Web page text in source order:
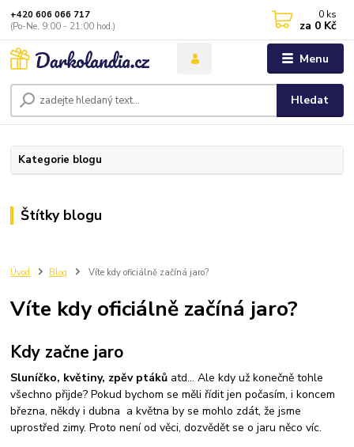
Menu
Hledat
+420 606 066 717
(Po-Ne, 9:00 - 21:00 hod.)
0 ks
za 0 Kč
Kategorie blogu
Štítky blogu
Úvod Blog Víte kdy oficiálně začíná jaro?
Víte kdy oficiálně začíná jaro?
Kdy začne jaro
Sluníčko, květiny, zpěv ptáků atd... Ale kdy už konečně tohle
všechno přijde? Pokud bychom se měli řídit jen počasím, i koncem
března, někdy i dubna a května by se mohlo zdát, že jsme
uprostřed zimy. Proto není od věci, dozvědět se o jaru něco víc.